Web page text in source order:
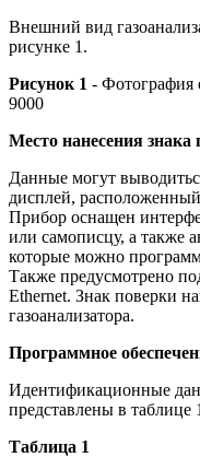
Внешний вид
рисунке 1.
Рисунок 1 - Фотография
9000
Место нанесения знака
Данные могут
дисплей,
Прибор оснащен
или самописцу, а также
которые можно
Также предусмотрено
Ethernet. Знак поверки
газоанализатора.
Программное
Идентификационные
представлены в таблице
Таблица 1